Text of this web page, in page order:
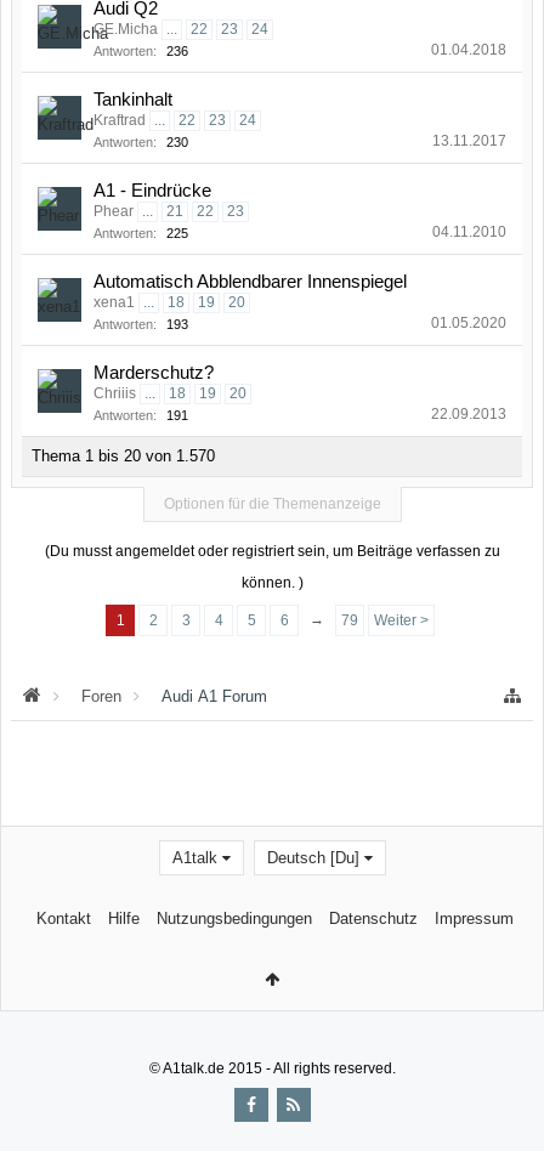
Audi Q2
GE.Micha ... 22 23 24
Antworten: 236 01.04.2018
Tankinhalt
Kraftrad ... 22 23 24
Antworten: 230 13.11.2017
A1 - Eindrücke
Phear ... 21 22 23
Antworten: 225 04.11.2010
Automatisch Abblendbarer Innenspiegel
xena1 ... 18 19 20
Antworten: 193 01.05.2020
Marderschutz?
Chriiis ... 18 19 20
Antworten: 191 22.09.2013
Thema 1 bis 20 von 1.570
Optionen für die Themenanzeige
(Du musst angemeldet oder registriert sein, um Beiträge verfassen zu
können. )
1 2 3 4 5 6 → 79 Weiter >
Foren Audi A1 Forum
A1talk Deutsch [Du]
Kontakt Hilfe Nutzungsbedingungen Datenschutz Impressum
© A1talk.de 2015 - All rights reserved.